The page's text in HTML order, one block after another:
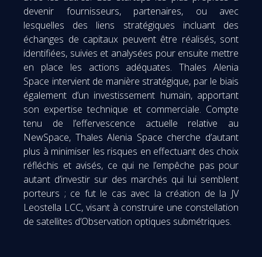
devenir fournisseurs, partenaires, ou avec
lesquelles des liens stratégiques incluant des
échanges de capitaux peuvent être réalisés, sont
identifiées, suivies et analysées pour ensuite mettre
en place les actions adéquates. Thales Alenia
Space intervient de manière stratégique, par le biais
également d’un investissement humain, apportant
son expertise technique et commerciale. Compte
tenu de l’effervescence actuelle relative au
NewSpace, Thales Alenia Space cherche d’autant
plus à minimiser les risques en effectuant des choix
réfléchis et avisés, ce qui ne l’empêche pas pour
autant d’investir sur des marchés qui lui semblent
porteurs ; ce fut le cas avec la création de la JV
Leostella LCC, visant à construire une constellation
de satellites d’Observation optiques submétriques.